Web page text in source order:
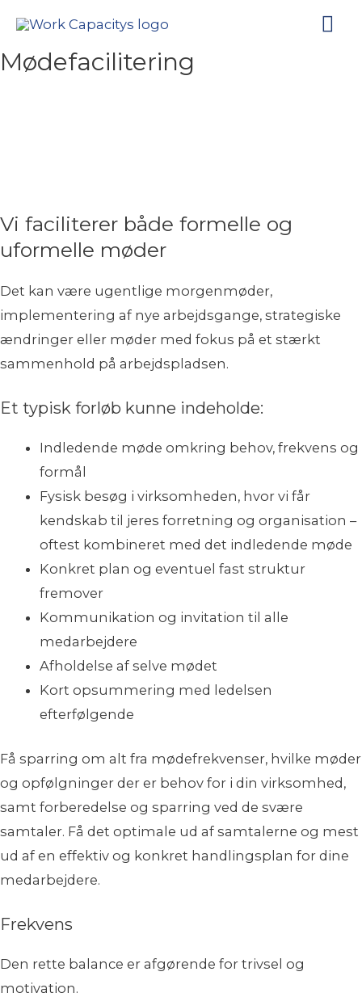
Mødefacilitering
Vi faciliterer både formelle og
uformelle møder
Det kan være ugentlige morgenmøder,
implementering af nye arbejdsgange, strategiske
ændringer eller møder med fokus på et stærkt
sammenhold på arbejdspladsen.
Et typisk forløb kunne indeholde:
Indledende møde omkring behov, frekvens og
formål
Fysisk besøg i virksomheden, hvor vi får
kendskab til jeres forretning og organisation –
oftest kombineret med det indledende møde
Konkret plan og eventuel fast struktur
fremover
Kommunikation og invitation til alle
medarbejdere
Afholdelse af selve mødet
Kort opsummering med ledelsen
efterfølgende
Få sparring om alt fra mødefrekvenser, hvilke møder
og opfølgninger der er behov for i din virksomhed,
samt forberedelse og sparring ved de svære
samtaler. Få det optimale ud af samtalerne og mest
ud af en effektiv og konkret handlingsplan for dine
medarbejdere.
Frekvens
Den rette balance er afgørende for trivsel og
motivation.